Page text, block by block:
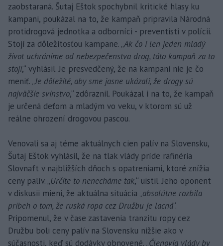
zaobstaraná. Šutaj Eštok spochybnil kritické hlasy ku
kampani, poukázal na to, že kampaň pripravila Národná
protidrogová jednotka a odborníci - preventisti v polícii.
Stojí za dôležitosťou kampane. „Ak čo i len jeden mladý
život uchránime od nebezpečenstva drog, táto kampaň za to
stojí,“ vyhlásil. Je presvedčený, že na kampani nie je čo
meniť. „Je dôležité, aby sme jasne ukázali, že drogy sú
najväčšie svinstvo,“ zdôraznil. Poukázal i na to, že kampaň
je určená deťom a mladým vo veku, v ktorom sú už
reálne ohrození drogovou pascou.
Venovali sa aj téme aktuálnych cien palív na Slovensku,
Šutaj Eštok vyhlásil, že na tlak vlády príde rafinéria
Slovnaft v najbližších dňoch s opatreniami, ktoré znížia
ceny palív. „Určite to nenecháme tak,“ uistil. Jeho oponent
v diskusii mieni, že aktuálna situácia „absolútne rozbila
príbeh o tom, že ruská ropa cez Družbu je lacná“.
Pripomenul, že v čase zastavenia tranzitu ropy cez
Družbu boli ceny palív na Slovensku nižšie ako v
súčasnosti, keď sú dodávky obnovené. „Členovia vlády by